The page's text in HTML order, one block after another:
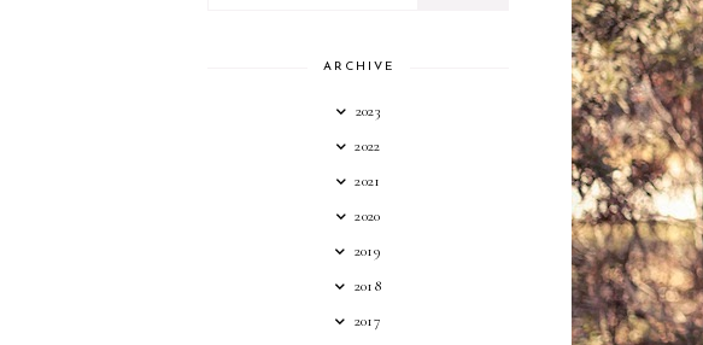
ARCHIVE
2023
2022
2021
2020
2019
2018
2017